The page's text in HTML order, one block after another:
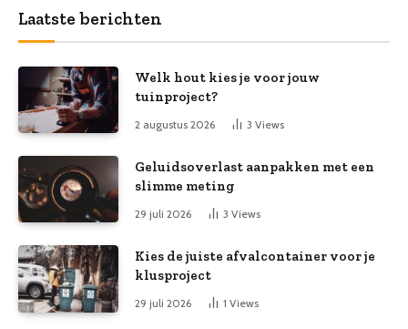
Laatste berichten
Welk hout kies je voor jouw
tuinproject?
2 augustus 2026 3 Views
Geluidsoverlast aanpakken met een
slimme meting
29 juli 2026 3 Views
Kies de juiste afvalcontainer voor je
klusproject
29 juli 2026 1 Views